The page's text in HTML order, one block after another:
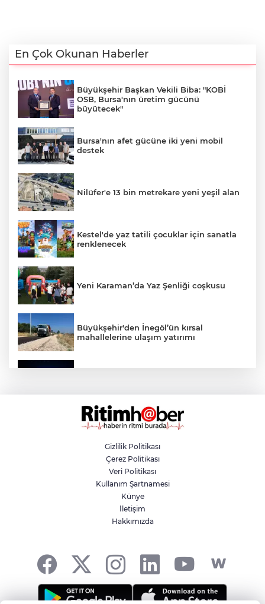
En Çok Okunan Haberler
Büyükşehir Başkan Vekili Biba: "KOBİ
OSB, Bursa'nın üretim gücünü
büyütecek"
Bursa'nın afet gücüne iki yeni mobil
destek
Nilüfer'e 13 bin metrekare yeni yeşil alan
Kestel'de yaz tatili çocuklar için sanatla
renklenecek
Yeni Karaman’da Yaz Şenliği coşkusu
Büyükşehir'den İnegöl’ün kırsal
mahallelerine ulaşım yatırımı
Aslı Hünel’den Bursa Festivali’nde
unutulmaz gece
Osmangazi Belediyesi istihdama köprü
olmayı sürdürüyor
Yıldırım’da çocuklar yazı bilim ve sanatla
değerlendiriyor
Gizlilik Politikası
Çerez Politikası
Veri Politikası
Kullanım Şartnamesi
Künye
İletişim
Hakkımızda